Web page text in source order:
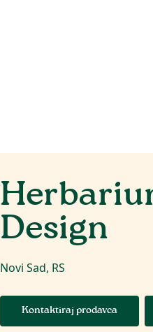
Design
Novi Sad, RS
Kontaktiraj prodavca